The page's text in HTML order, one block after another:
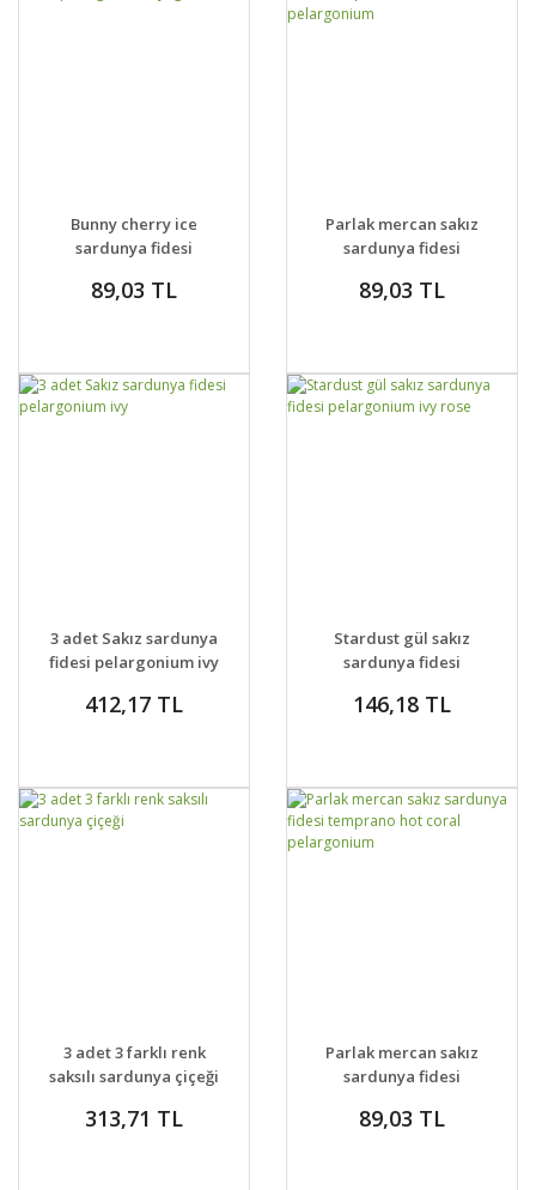
DETAYLAR
VER
Bunny cherry ice
sardunya fidesi
syngenta
89,03 TL
DETAYLAR
VER
Parlak mercan sakız
sardunya fidesi
pelargonium
89,03 TL
DETAYLAR
VER
3 adet Sakız sardunya
fidesi pelargonium ivy
412,17 TL
DETAYLAR
VER
Stardust gül sakız
sardunya fidesi
146,18 TL
DETAYLAR
VER
3 adet 3 farklı renk
saksılı sardunya çiçeği
313,71 TL
DETAYLAR
VER
Parlak mercan sakız
sardunya fidesi
pelargonium
89,03 TL